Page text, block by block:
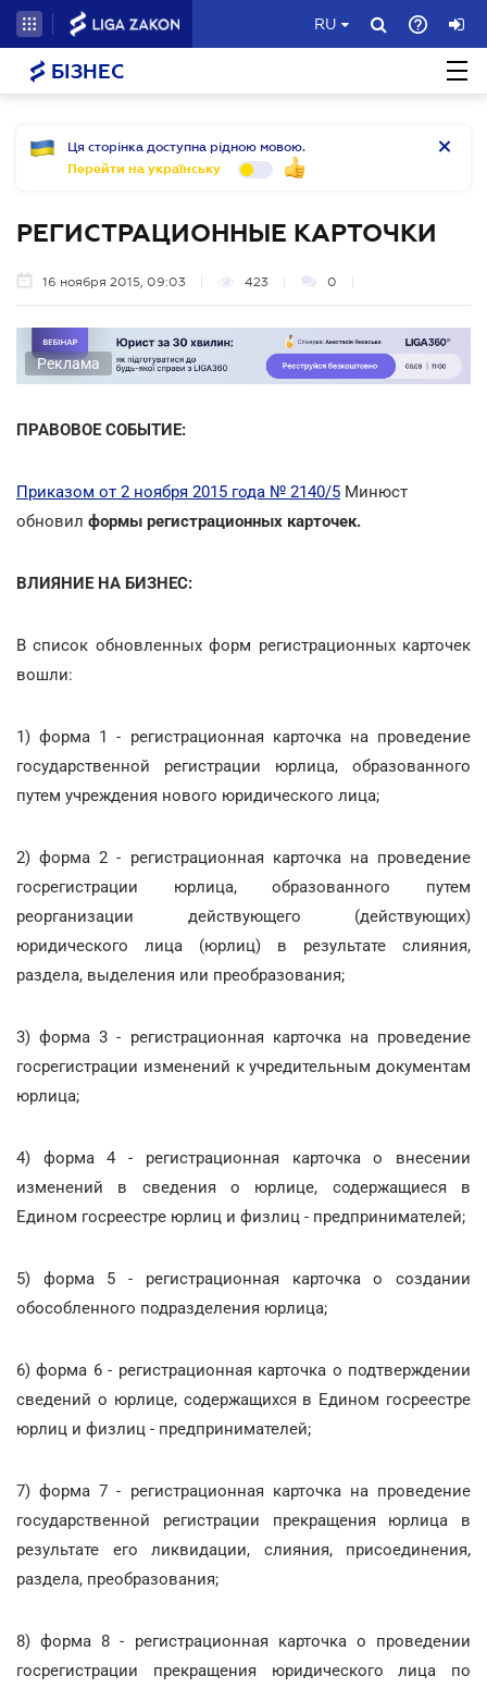
RU
БІЗНЕС
Ця сторінка доступна рідною мовою.
Перейти на українську
РЕГИСТРАЦИОННЫЕ КАРТОЧКИ
16 ноября 2015, 09:03 423 0
Реклама
ПРАВОВОЕ СОБЫТИЕ:
Приказом от 2 ноября 2015 года № 2140/5 Минюст
обновил формы регистрационных карточек.
ВЛИЯНИЕ НА БИЗНЕС:
В список обновленных форм регистрационных карточек
вошли:
1) форма 1 - регистрационная карточка на проведение
государственной регистрации юрлица, образованного
путем учреждения нового юридического лица;
2) форма 2 - регистрационная карточка на проведение
госрегистрации юрлица, образованного путем
реорганизации действующего (действующих)
юридического лица (юрлиц) в результате слияния,
раздела, выделения или преобразования;
3) форма 3 - регистрационная карточка на проведение
госрегистрации изменений к учредительным документам
юрлица;
4) форма 4 - регистрационная карточка о внесении
изменений в сведения о юрлице, содержащиеся в
Едином госреестре юрлиц и физлиц - предпринимателей;
5) форма 5 - регистрационная карточка о создании
обособленного подразделения юрлица;
6) форма 6 - регистрационная карточка о подтверждении
сведений о юрлице, содержащихся в Едином госреестре
юрлиц и физлиц - предпринимателей;
7) форма 7 - регистрационная карточка на проведение
государственной регистрации прекращения юрлица в
результате его ликвидации, слияния, присоединения,
раздела, преобразования;
8) форма 8 - регистрационная карточка о проведении
госрегистрации прекращения юридического лица по